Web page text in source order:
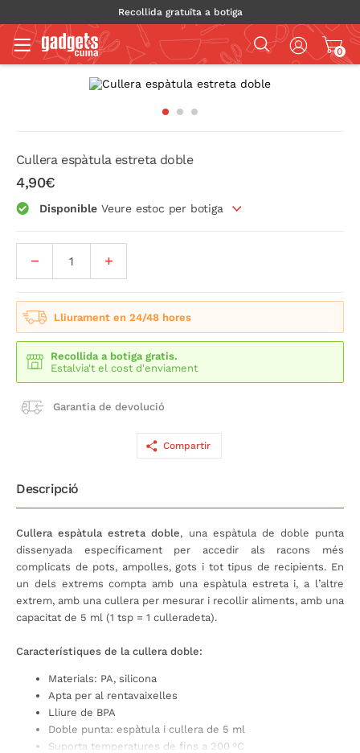
Recollida gratuïta a botiga
0
Cullera espàtula estreta doble
4,90€
Disponible Veure estoc per botiga
Lliurament en 24/48 hores
Recollida a botiga gratis.
Estalvia't el cost d'enviament
Garantia de devolució
Compartir
Descripció
Cullera espàtula estreta doble, una espàtula de doble punta
dissenyada específicament per accedir als racons més
complicats de pots, ampolles, gots i tot tipus de recipients. En
un dels extrems compta amb una espàtula estreta i, a l’altre
extrem, amb una cullera per mesurar i recollir aliments, amb una
capacitat de 5 ml (1 tsp = 1 culleradeta).
Característiques de la cullera doble:
Materials: PA, silicona
Apta per al rentavaixelles
Lliure de BPA
Doble punta: espàtula i cullera de 5 ml
Suporta temperatures de fins a 200 ºC